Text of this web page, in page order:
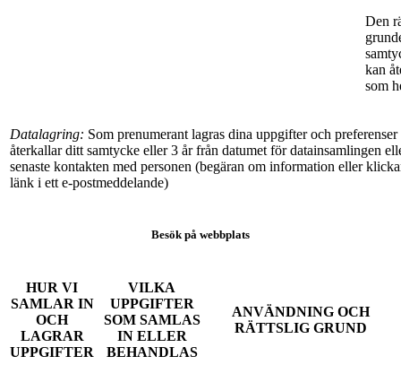
Den
kan
som
Datalagring: Som prenumerant lagras dina uppgifter och
återkallar ditt samtycke eller 3 år från datumet för datainsamlingen
senaste kontakten med personen (begäran om information eller
länk i ett e-postmeddelande)
Besök på webbplats
HUR VI
SAMLAR IN
OCH
LAGRAR
UPPGIFTER
VILKA
UPPGIFTER
SOM SAMLAS
IN ELLER
BEHANDLAS
ANVÄNDNING OCH
RÄTTSLIG GRUND